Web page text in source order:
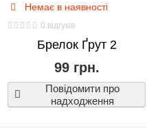
Немає в наявності
0 відгуків
Брелок Ґрут 2
99 грн.
Повідомити про
надходження